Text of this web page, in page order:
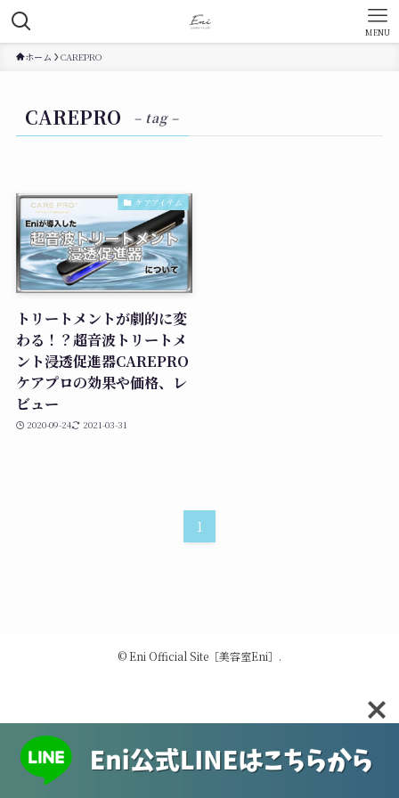
MENU
ホーム CAREPRO
CAREPRO – tag –
ケアアイテム
トリートメントが劇的に変
わる！？超音波トリートメ
ント浸透促進器CAREPRO
ケアプロの効果や価格、レ
ビュー
2020-09-24 2021-03-31
1
©Eni Official Site［美容室Eni］.